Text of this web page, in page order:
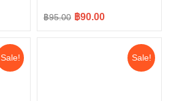
฿95.00
Original฿90.00
Current
Sale! Sale!